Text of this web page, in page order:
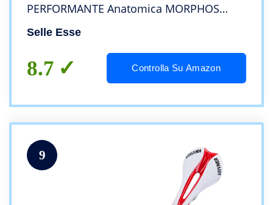
PERFORMANTE Anatomica MORPHOS
(Black)
Selle Esse
8.7 Controlla Su Amazon
9